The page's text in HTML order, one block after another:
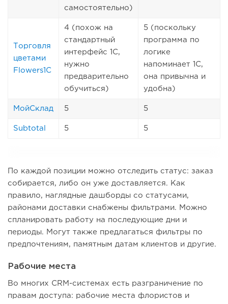
самостоятельно)
Торговля
цветами
Flowers1C
4 (похож на
стандартный
интерфейс 1С,
нужно
предварительно
обучиться)
5 (поскольку
программа по
логике
напоминает 1С,
она привычна и
удобна)
МойСклад 5 5
Subtotal 5 5
По каждой позиции можно отследить статус: заказ
собирается, либо он уже доставляется. Как
правило, наглядные дашборды со статусами,
районами доставки снабжены фильтрами. Можно
спланировать работу на последующие дни и
периоды. Могут также предлагаться фильтры по
предпочтениям, памятным датам клиентов и другие.
Рабочие места
Во многих CRM-системах есть разграничение по
правам доступа: рабочие места флористов и